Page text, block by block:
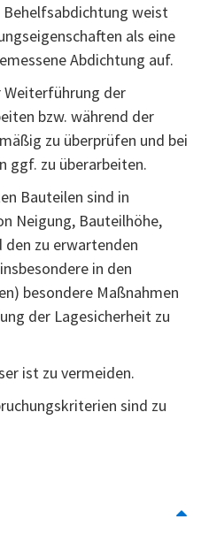
Behelfsabdichtung weist
als eine
Abdichtung auf.
Weiterführung der
bzw. während der
zu überprüfen und bei
ggf. zu überarbeiten.
Bauteilen sind in
Neigung, Bauteilhöhe,
den zu erwartenden
in den
besondere Maßnahmen
der Lagesicherheit zu
ist zu vermeiden.
sind zu